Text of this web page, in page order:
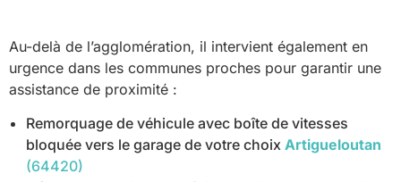
Au-delà de l’agglomération, il intervient également en
urgence dans les communes proches pour garantir une
assistance de proximité :
Remorquage de véhicule avec boîte de vitesses
bloquée vers le garage de votre choix Artigueloutan
(64420)